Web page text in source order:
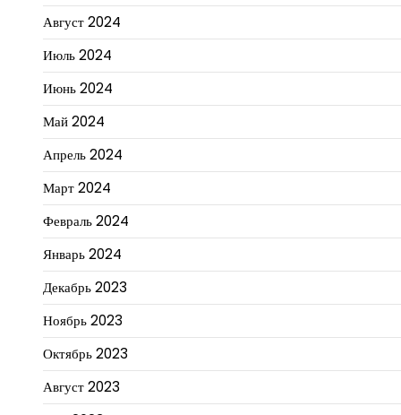
Август 2024
Июль 2024
Июнь 2024
Май 2024
Апрель 2024
Март 2024
Февраль 2024
Январь 2024
Декабрь 2023
Ноябрь 2023
Октябрь 2023
Август 2023